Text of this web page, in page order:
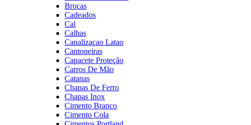
Brocas
Cadeados
Cal
Calhas
Canalizaçao Latao
Cantoneiras
Capacete Proteção
Carros De Mão
Catanas
Chapas De Ferro
Chapas Inox
Cimento Branco
Cimento Cola